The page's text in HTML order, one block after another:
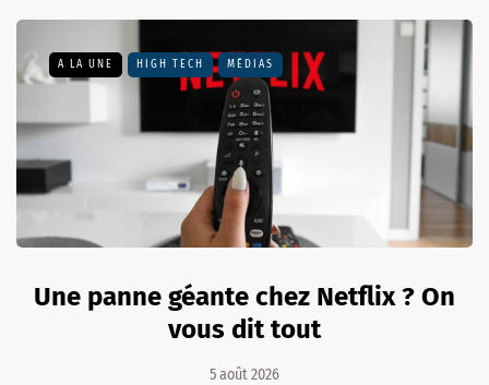
A LA UNE HIGH TECH MÉDIAS
Une panne géante chez Netflix ? On
vous dit tout
5 août 2026